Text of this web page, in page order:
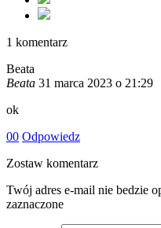
1 komentarz
Beata
Beata 31 marca 2023 o 21:29
ok
00 Odpowiedz
Zostaw komentarz
Twój adres e-mail nie bedzie
zaznaczone